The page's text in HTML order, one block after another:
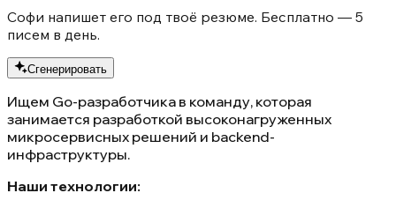
Софи напишет его под твоё резюме. Бесплатно — 5
писем в день.
Сгенерировать
Ищем Go-разработчика в команду, которая
занимается разработкой высоконагруженных
микросервисных решений и backend-
инфраструктуры.
Наши технологии: